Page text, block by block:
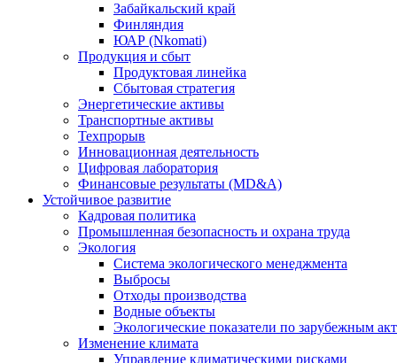
Забайкальский край
Финляндия
ЮАР (Nkomati)
Продукция и сбыт
Продуктовая линейка
Сбытовая стратегия
Энергетические активы
Транспортные активы
Техпрорыв
Инновационная деятельность
Цифровая лаборатория
Финансовые результаты (MD&A)
Устойчивое развитие
Кадровая политика
Промышленная безопасность и охрана труда
Экология
Система экологического менеджмента
Выбросы
Отходы производства
Водные объекты
Экологические показатели по зарубежным
Изменение климата
Управление климатическими рисками